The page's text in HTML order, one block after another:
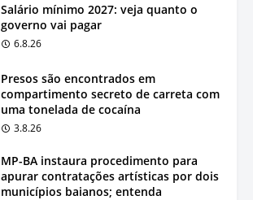
Salário mínimo 2027: veja quanto o
governo vai pagar
6.8.26
Presos são encontrados em
compartimento secreto de carreta com
uma tonelada de cocaína
3.8.26
MP-BA instaura procedimento para
apurar contratações artísticas por dois
municípios baianos; entenda